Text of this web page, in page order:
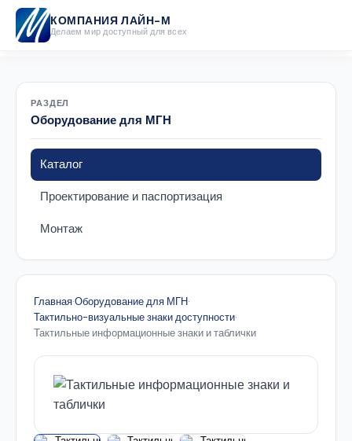
КОМПАНИЯ ЛАЙН-М
Делаем мир доступный для всех
РАЗДЕЛ
Оборудование для МГН
Каталог
Проектирование и паспортизация
Монтаж
Главная·Оборудование для МГН·
Тактильно-визуальные знаки доступности·
Тактильные информационные знаки и таблички